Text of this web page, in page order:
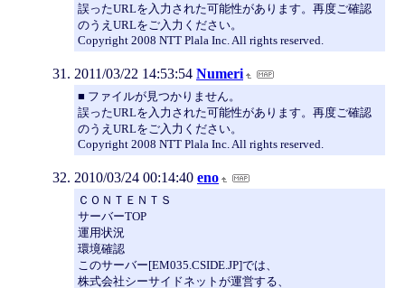
誤ったURLを入力された可能性があります。再度ご確認
のうえURLをご入力ください。
Copyright 2008 NTT Plala Inc. All rights reserved.
2011/03/22 14:53:54 Numeri
■ ファイルが見つかりません。
誤ったURLを入力された可能性があります。再度ご確認
のうえURLをご入力ください。
Copyright 2008 NTT Plala Inc. All rights reserved.
2010/03/24 00:14:40 eno
ＣＯＮＴＥＮＴＳ
サーバーTOP
運用状況
環境確認
このサーバー[EM035.CSIDE.JP]では、
株式会社シーサイドネットが運営する、